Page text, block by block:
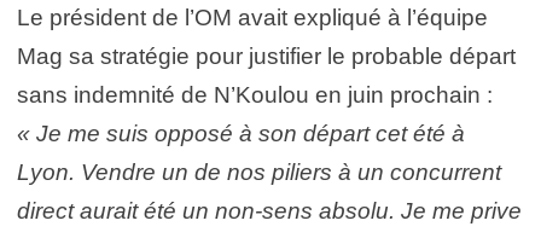
Le président de l’OM avait expliqué à l’équipe
Mag sa stratégie pour justifier le probable départ
sans indemnité de N’Koulou en juin prochain :
« Je me suis opposé à son départ cet été à
Lyon. Vendre un de nos piliers à un concurrent
direct aurait été un non-sens absolu. Je me prive